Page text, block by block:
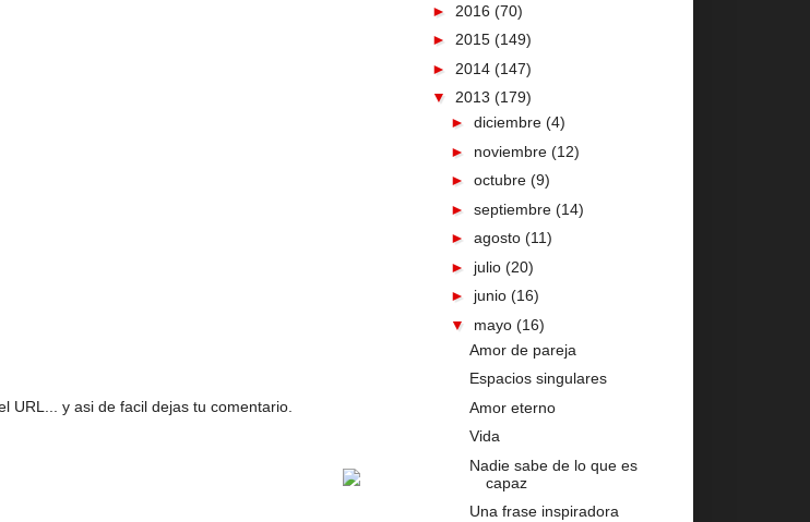
URL... y asi de facil dejas tu comentario.
► 2016 (70)
► 2015 (149)
► 2014 (147)
▼ 2013 (179)
► diciembre (4)
► noviembre (12)
► octubre (9)
► septiembre (14)
► agosto (11)
► julio (20)
► junio (16)
▼ mayo (16)
Amor de pareja
Espacios singulares
Amor eterno
Vida
Nadie sabe de lo que es
capaz
Una frase inspiradora